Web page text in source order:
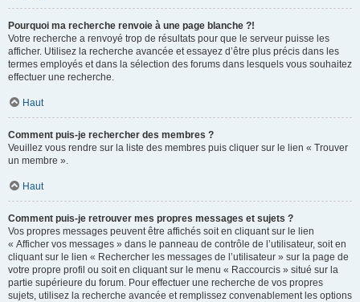
Pourquoi ma recherche renvoie à une page blanche ?!
Votre recherche a renvoyé trop de résultats pour que le serveur puisse les
afficher. Utilisez la recherche avancée et essayez d’être plus précis dans les
termes employés et dans la sélection des forums dans lesquels vous souhaitez
effectuer une recherche.
Haut
Comment puis-je rechercher des membres ?
Veuillez vous rendre sur la liste des membres puis cliquer sur le lien « Trouver
un membre ».
Haut
Comment puis-je retrouver mes propres messages et sujets ?
Vos propres messages peuvent être affichés soit en cliquant sur le lien
« Afficher vos messages » dans le panneau de contrôle de l’utilisateur, soit en
cliquant sur le lien « Rechercher les messages de l’utilisateur » sur la page de
votre propre profil ou soit en cliquant sur le menu « Raccourcis » situé sur la
partie supérieure du forum. Pour effectuer une recherche de vos propres
sujets, utilisez la recherche avancée et remplissez convenablement les options